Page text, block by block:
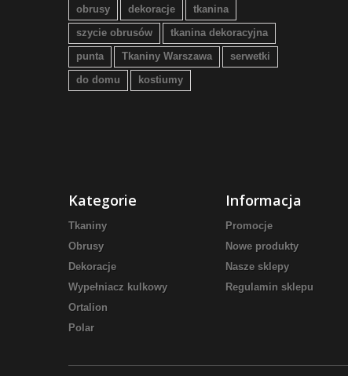
obrusy dekoracje
tkanina
szycie obrusów
tkanina dekoracyjna
punta
Tkaniny Warszawa
serwetki
do domu
kostiumy
Kategorie
Tkaniny
Obrusy
Dekoracje
Wypełniacz kulkowy
Ortalion
Polar
Informacja
Promocje
Nowe produkty
Nasze sklepy
Regulamin sklepu